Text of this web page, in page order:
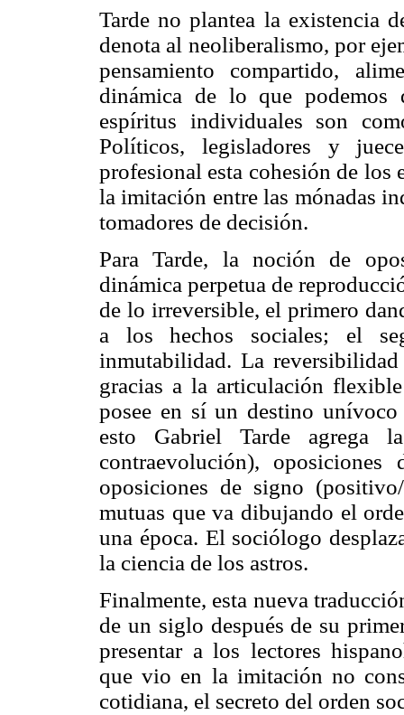
Tarde no plantea la existencia
denota al neoliberalismo, por
pensamiento compartido,
dinámica de lo que podemos
espíritus individuales son
Políticos, legisladores y
profesional esta cohesión de
la imitación entre las mónadas
tomadores de decisión.
Para Tarde, la noción de
dinámica perpetua de
de lo irreversible, el primero
a los hechos sociales; el
inmutabilidad. La
gracias a la articulación
posee en sí un destino
esto Gabriel Tarde agrega
contraevolución),
oposiciones de signo
mutuas que va dibujando el
una época. El sociólogo
la ciencia de los astros.
Finalmente, esta nueva
de un siglo después de su
presentar a los lectores
que vio en la imitación no
cotidiana, el secreto del orden